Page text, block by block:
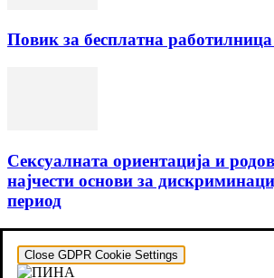
Повик за бесплатна работилница
Сексуалната ориентација и
најчести основи за
период
Close GDPR Cookie Settings